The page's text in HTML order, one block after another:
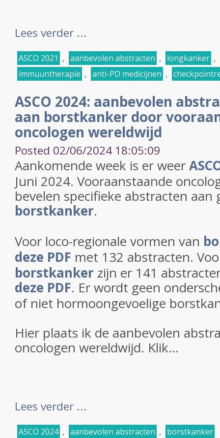
Lees verder ...
ASCO 2021 , aanbevolen abstracten , longkanker ,
immuuntherapie , anti-PD medicijnen ,
ASCO 2024: aanbevolen
aan borstkanker door
oncologen wereldwijd
Posted 02/06/2024 18:05:09
Aankomende week is er weer
Juni 2024. Vooraanstaande
bevelen specifieke abstracten aan
borstkanker.
Voor loco-regionale vormen van
deze PDF met 132 abstracten.
borstkanker zijn er 141
deze PDF. Er wordt geen
of niet hormoongevoelige
Hier plaats ik de aanbevolen
oncologen wereldwijd. Klik...
Lees verder ...
ASCO 2024 , aanbevolen abstracten , borstkanker